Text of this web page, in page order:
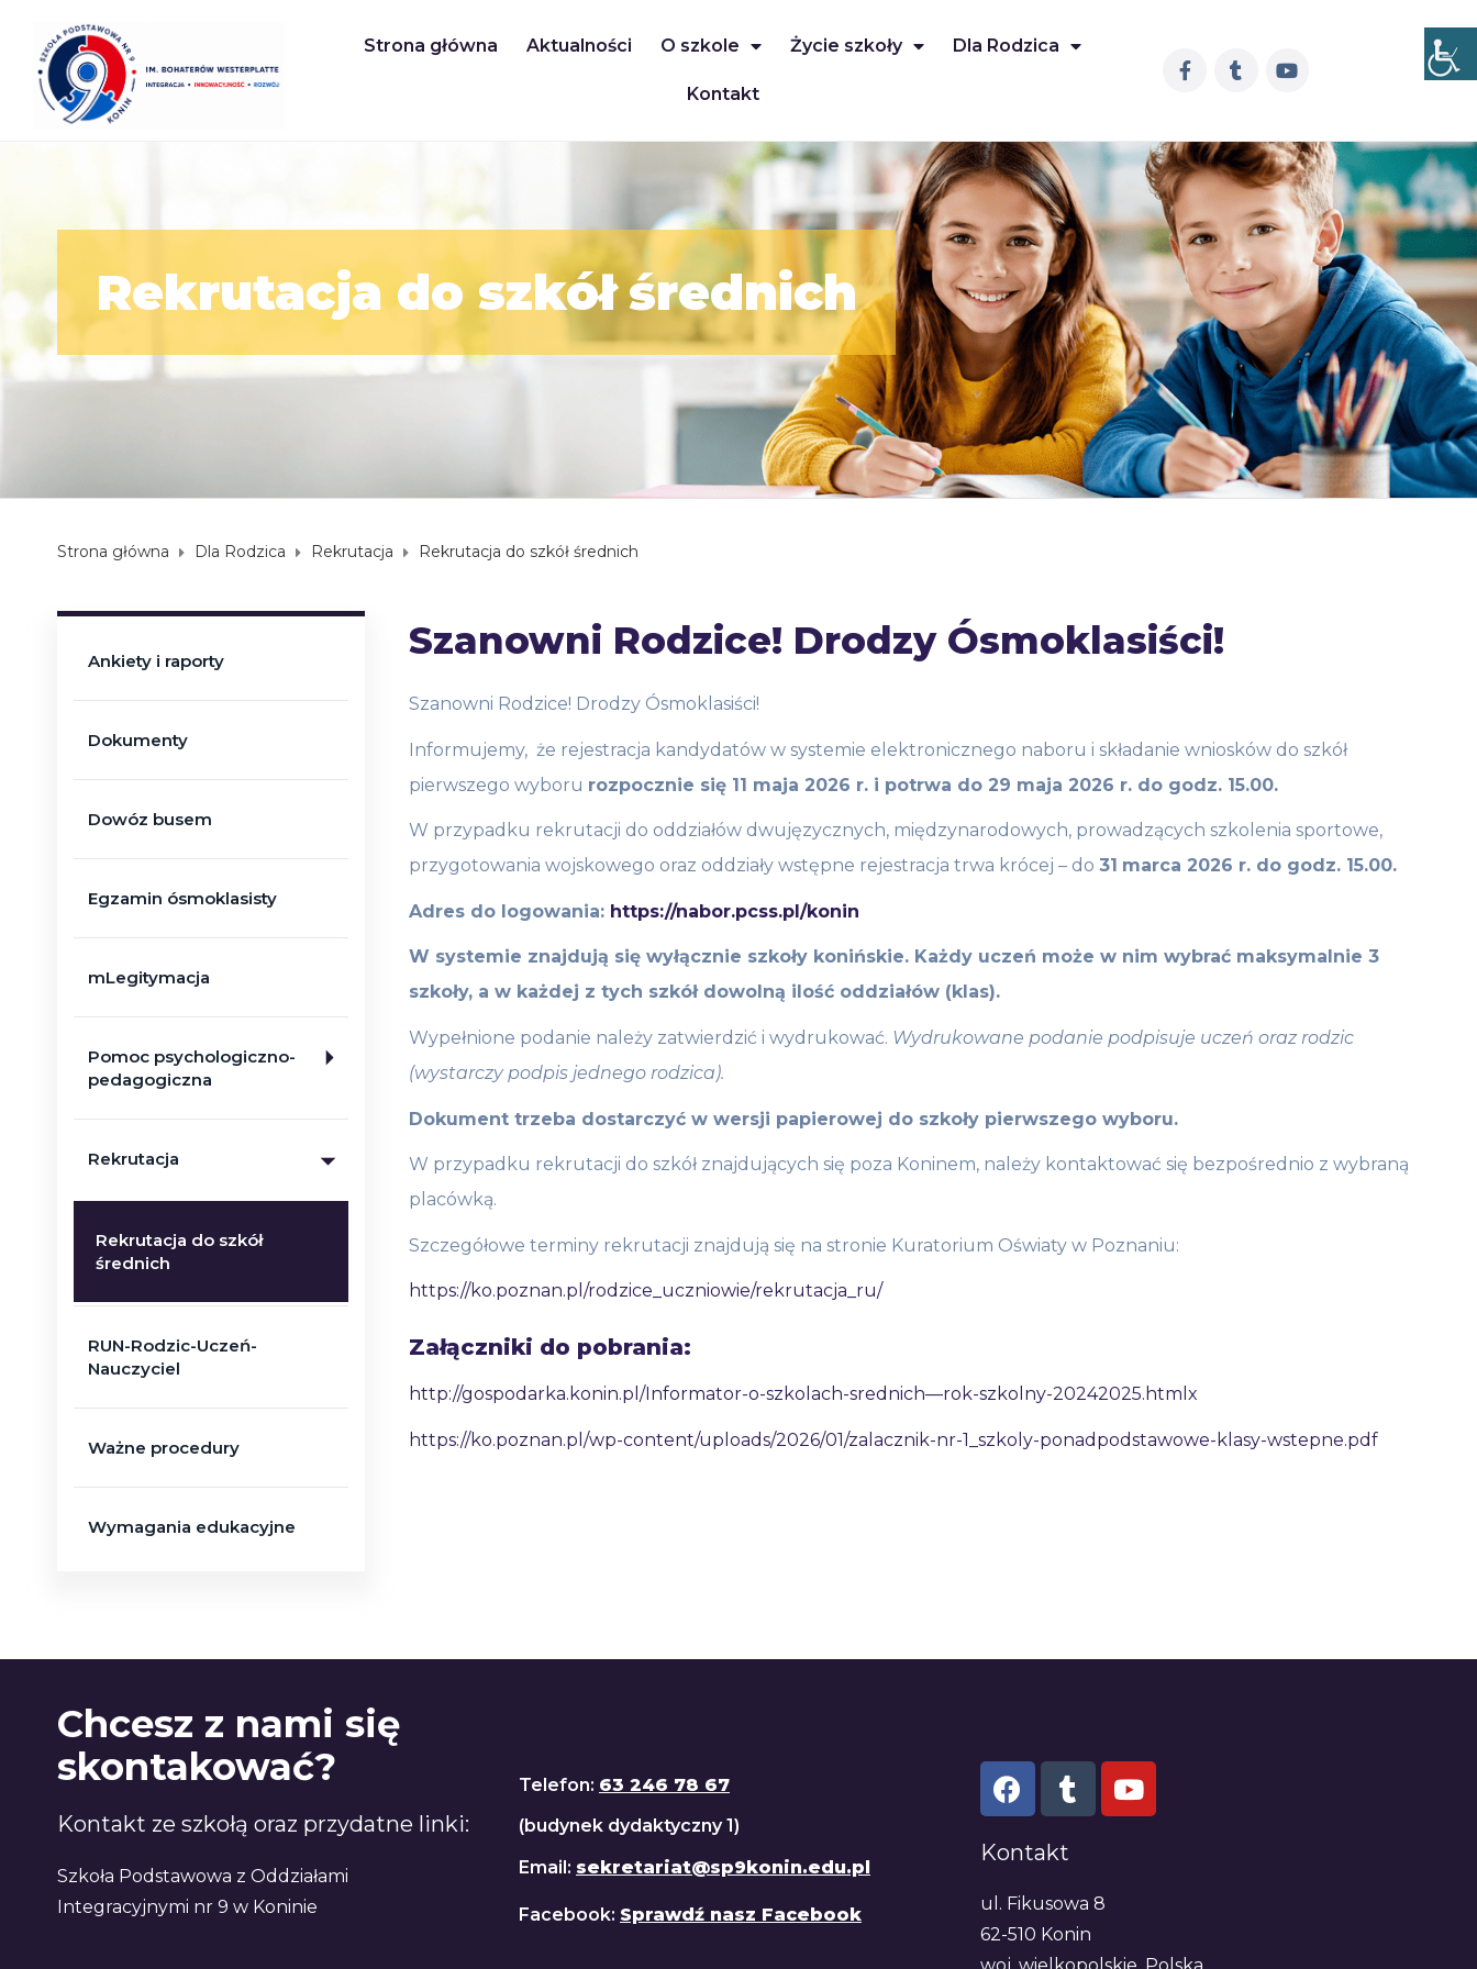
Strona główna Aktualności O szkole Życie szkoły Dla Rodzica
Kontakt
Rekrutacja do szkół średnich
Strona główna Dla Rodzica Rekrutacja Rekrutacja do szkół średnich
Ankiety i raporty
Dokumenty
Dowóz busem
Egzamin ósmoklasisty
mLegitymacja
Pomoc psychologiczno-
pedagogiczna
Rekrutacja
Rekrutacja do szkół
średnich
RUN-Rodzic-Uczeń-
Nauczyciel
Ważne procedury
Wymagania edukacyjne
Szanowni Rodzice! Drodzy Ósmoklasiści!
Szanowni Rodzice! Drodzy Ósmoklasiści!
Informujemy, że rejestracja kandydatów w systemie elektronicznego naboru i składanie wniosków do szkół
pierwszego wyboru rozpocznie się 11 maja 2026 r. i potrwa do 29 maja 2026 r. do godz. 15.00.
W przypadku rekrutacji do oddziałów dwujęzycznych, międzynarodowych, prowadzących szkolenia sportowe,
przygotowania wojskowego oraz oddziały wstępne rejestracja trwa krócej – do 31 marca 2026 r. do godz. 15.00.
Adres do logowania: https://nabor.pcss.pl/konin
W systemie znajdują się wyłącznie szkoły konińskie. Każdy uczeń może w nim wybrać maksymalnie 3
szkoły, a w każdej z tych szkół dowolną ilość oddziałów (klas).
Wypełnione podanie należy zatwierdzić i wydrukować. Wydrukowane podanie podpisuje uczeń oraz rodzic
(wystarczy podpis jednego rodzica).
Dokument trzeba dostarczyć w wersji papierowej do szkoły pierwszego wyboru.
W przypadku rekrutacji do szkół znajdujących się poza Koninem, należy kontaktować się bezpośrednio z wybraną
placówką.
Szczegółowe terminy rekrutacji znajdują się na stronie Kuratorium Oświaty w Poznaniu:
https://ko.poznan.pl/rodzice_uczniowie/rekrutacja_ru/
Załączniki do pobrania:
http://gospodarka.konin.pl/Informator-o-szkolach-srednich—rok-szkolny-20242025.htmlx
https://ko.poznan.pl/wp-content/uploads/2026/01/zalacznik-nr-1_szkoly-ponadpodstawowe-klasy-wstepne.pdf
Chcesz z nami się
skontakować?
Kontakt ze szkołą oraz przydatne linki:
Szkoła Podstawowa z Oddziałami
Integracyjnymi nr 9 w Koninie
Telefon: 63 246 78 67
(budynek dydaktyczny 1)
Email: sekretariat@sp9konin.edu.pl
Facebook: Sprawdź nasz Facebook
Kontakt
ul. Fikusowa 8
62-510 Konin